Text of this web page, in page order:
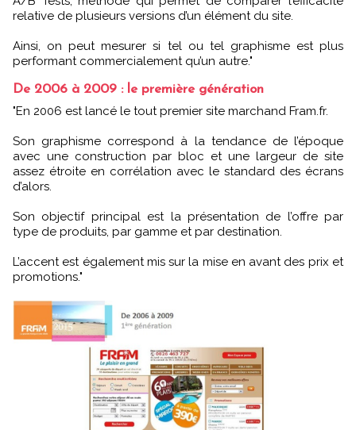
relative de plusieurs versions d’un élément du site.
Ainsi, on peut mesurer si tel ou tel graphisme est plus
performant commercialement qu’un autre."
De 2006 à 2009 : le première génération
"En 2006 est lancé le tout premier site marchand Fram.fr.
Son graphisme correspond à la tendance de l’époque
avec une construction par bloc et une largeur de site
assez étroite en corrélation avec le standard des écrans
d’alors.
Son objectif principal est la présentation de l’offre par
type de produits, par gamme et par destination.
L’accent est également mis sur la mise en avant des prix et
promotions."